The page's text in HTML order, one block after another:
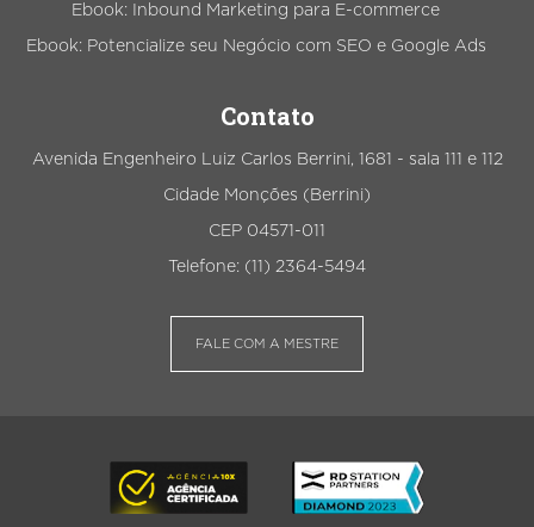
Ebook: Inbound Marketing para E-commerce
Ebook: Potencialize seu Negócio com SEO e Google Ads
Contato
Avenida Engenheiro Luiz Carlos Berrini, 1681 - sala 111 e 112
Cidade Monções (Berrini)
CEP 04571-011
Telefone: (11) 2364-5494
FALE COM A MESTRE